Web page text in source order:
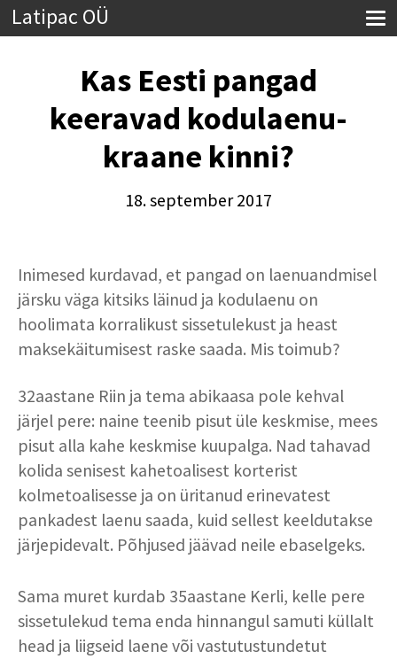
Latipac OÜ
Kas Eesti pangad
keeravad kodulaenu-
kraane kinni?
18. september 2017
Inimesed kurdavad, et pangad on laenuandmisel
järsku väga kitsiks läinud ja kodulaenu on
hoolimata korralikust sissetulekust ja heast
maksekäitumisest raske saada. Mis toimub?
32aastane Riin ja tema abikaasa pole kehval
järjel pere: naine teenib pisut üle keskmise, mees
pisut alla kahe keskmise kuupalga. Nad tahavad
kolida senisest kahetoalisest korterist
kolmetoalisesse ja on üritanud erinevatest
pankadest laenu saada, kuid sellest keeldutakse
järjepidevalt. Põhjused jäävad neile ebaselgeks.
Sama muret kurdab 35aastane Kerli, kelle pere
sissetulekud tema enda hinnangul samuti küllalt
head ja liigseid laene või vastutustundetut